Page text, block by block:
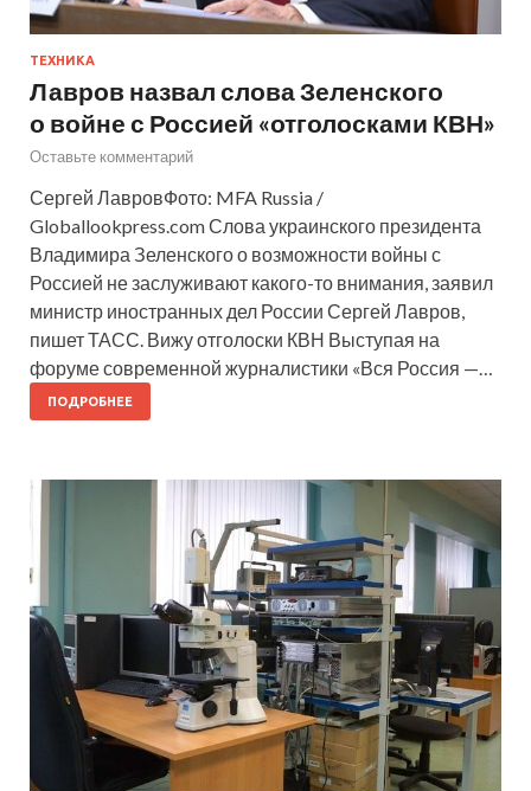
ТЕХНИКА
Лавров назвал слова Зеленского
о войне с Россией «отголосками КВН»
Оставьте комментарий
Сергей ЛавровФото: MFA Russia /
Globallookpress.com Слова украинского президента
Владимира Зеленского о возможности войны с
Россией не заслуживают какого-то внимания, заявил
министр иностранных дел России Сергей Лавров,
пишет ТАСС. Вижу отголоски КВН Выступая на
форуме современной журналистики «Вся Россия —…
ПОДРОБНЕЕ